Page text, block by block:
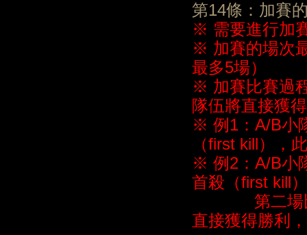
第14條：加賽
※ 需要進行加
※ 加賽的場次
最多5場）
※ 加賽比賽過
隊伍將直接獲
※ 例1：A/B小
（first kill），
※ 例2：A/B小
首殺（first kill
第二場比賽
直接獲得勝利